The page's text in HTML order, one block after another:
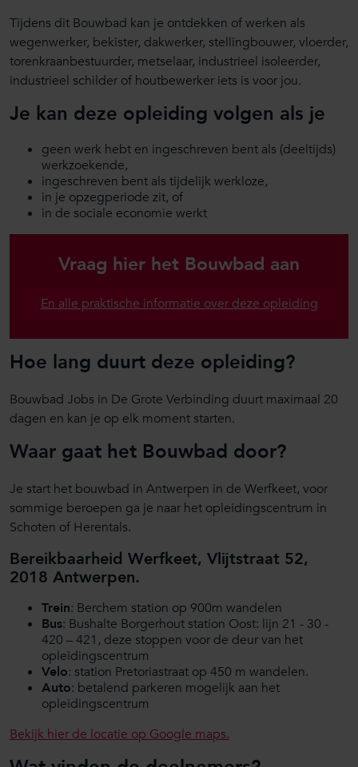
Tijdens dit Bouwbad kan je ontdekken of werken als
wegenwerker, bekister, dakwerker, stellingbouwer, vloerder,
torenkraanbestuurder, metselaar, industrieel isoleerder,
industrieel schilder of houtbewerker iets is voor jou.
Je kan deze opleiding volgen als je
geen werk hebt en ingeschreven bent als (deeltijds)
werkzoekende,
ingeschreven bent als tijdelijk werkloze,
in je opzegperiode zit, of
in de sociale economie werkt
Vraag hier het Bouwbad aan
En alle praktische informatie over deze opleiding
Hoe lang duurt deze opleiding?
Bouwbad Jobs in De Grote Verbinding duurt maximaal 20
dagen en kan je op elk moment starten.
Waar gaat het Bouwbad door?
Je start het bouwbad in Antwerpen in de Werfkeet, voor
sommige beroepen ga je naar het opleidingscentrum in
Schoten of Herentals.
Bereikbaarheid Werfkeet, Vlijtstraat 52,
2018 Antwerpen.
Trein: Berchem station op 900m wandelen
Bus: Bushalte Borgerhout station Oost: lijn 21 - 30 -
420 – 421, deze stoppen voor de deur van het
opleidingscentrum
Velo: station Pretoriastraat op 450 m wandelen.
Auto: betalend parkeren mogelijk aan het
opleidingscentrum
Bekijk hier de locatie op Google maps.